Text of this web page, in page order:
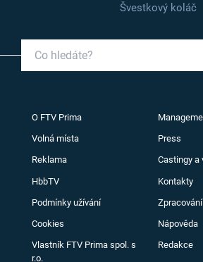
Švestkový koláč
O FTV Prima
Volná místa Press
Reklama Castingy a
HbbTV Kontakty
Podmínky užívání
Cookies Nápověda
Vlastník FTV Prima spol. s
r.o.
Redakce